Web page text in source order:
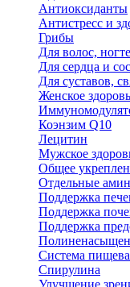
Антиоксиданты
Антистресс и
Грибы
Для волос,
Для сердца и
Для суставов,
Женское
Коэнзим Q10
Лецитин
Мужское
Общее
Отдельные
Поддержка
Поддержка
Поддержка
Система
Спирулина
Улучшение